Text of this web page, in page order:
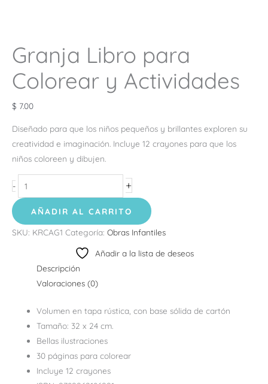
Granja Libro para
Colorear y Actividades
$ 7.00
Diseñado para que los niños pequeños y brillantes exploren su
creatividad e imaginación. Incluye 12 crayones para que los
niños coloreen y dibujen.
- +
AÑADIR AL CARRITO
SKU: KRCAG1 Categoría: Obras Infantiles
Añadir a la lista de deseos
Descripción
Valoraciones (0)
Volumen en tapa rústica, con base sólida de cartón
Tamaño: 32 x 24 cm.
Bellas ilustraciones
30 páginas para colorear
Incluye 12 crayones